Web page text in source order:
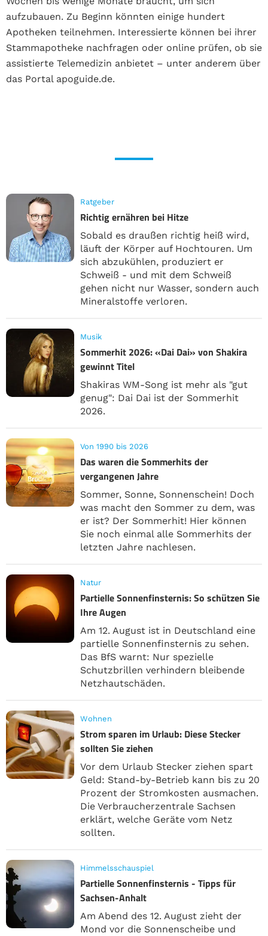
aufzubauen. Zu Beginn könnten einige hundert
Apotheken teilnehmen. Interessierte können bei ihrer
Stammapotheke nachfragen oder online prüfen, ob sie
assistierte Telemedizin anbietet – unter anderem über
das Portal apoguide.de.
Ratgeber
Richtig ernähren bei Hitze
Sobald es draußen richtig heiß wird,
läuft der Körper auf Hochtouren. Um
sich abzukühlen, produziert er
Schweiß - und mit dem Schweiß
gehen nicht nur Wasser, sondern auch
Mineralstoffe verloren.
Musik
Sommerhit 2026: «Dai Dai» von Shakira
gewinnt Titel
Shakiras WM-Song ist mehr als "gut
genug": Dai Dai ist der Sommerhit
2026.
Von 1990 bis 2026
Das waren die Sommerhits der
vergangenen Jahre
Sommer, Sonne, Sonnenschein! Doch
was macht den Sommer zu dem, was
er ist? Der Sommerhit! Hier können
Sie noch einmal alle Sommerhits der
letzten Jahre nachlesen.
Natur
Partielle Sonnenfinsternis: So schützen Sie
Ihre Augen
Am 12. August ist in Deutschland eine
partielle Sonnenfinsternis zu sehen.
Das BfS warnt: Nur spezielle
Schutzbrillen verhindern bleibende
Netzhautschäden.
Wohnen
Strom sparen im Urlaub: Diese Stecker
sollten Sie ziehen
Vor dem Urlaub Stecker ziehen spart
Geld: Stand-by-Betrieb kann bis zu 20
Prozent der Stromkosten ausmachen.
Die Verbraucherzentrale Sachsen
erklärt, welche Geräte vom Netz
sollten.
Himmelsschauspiel
Partielle Sonnenfinsternis - Tipps für
Sachsen-Anhalt
Am Abend des 12. August zieht der
Mond vor die Sonnenscheibe und